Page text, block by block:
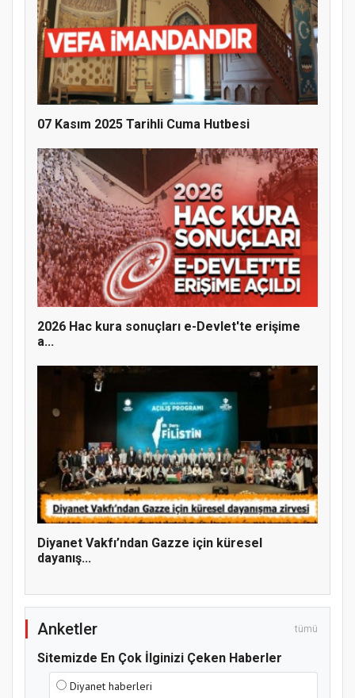
MÜFTÜ ABULSELAM ÖZDERE’YE ZİYARET
Hz. Peygamber ve Gençlik Konferansı
Samsun Atakum’da Yaz Kur’an Kursu
Kapanış Programı
07 Kasım 2025 Tarihli Cuma Hutbesi
2026 Hac kura sonuçları e-Devlet'te erişime
a...
Diyanet Vakfı’ndan Gazze için küresel
dayanış...
Anketler tümü
Sitemizde En Çok İlginizi Çeken Haberler
Diyanet haberleri